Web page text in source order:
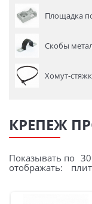
Площадка
Скобы
Хомут-
КРЕПЕЖ
Показывать по 30
отображать: